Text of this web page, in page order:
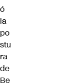
ó
la
po
stu
ra
de
Be